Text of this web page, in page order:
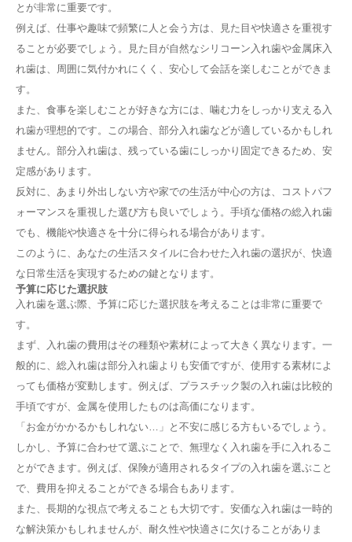
とが非常に重要です。
例えば、仕事や趣味で頻繁に人と会う方は、見た目や快適さを重視す
ることが必要でしょう。見た目が自然なシリコーン入れ歯や金属床入
れ歯は、周囲に気付かれにくく、安心して会話を楽しむことができま
す。
また、食事を楽しむことが好きな方には、噛む力をしっかり支える入
れ歯が理想的です。この場合、部分入れ歯などが適しているかもしれ
ません。部分入れ歯は、残っている歯にしっかり固定できるため、安
定感があります。
反対に、あまり外出しない方や家での生活が中心の方は、コストパフ
ォーマンスを重視した選び方も良いでしょう。手頃な価格の総入れ歯
でも、機能や快適さを十分に得られる場合があります。
このように、あなたの生活スタイルに合わせた入れ歯の選択が、快適
な日常生活を実現するための鍵となります。
予算に応じた選択肢
入れ歯を選ぶ際、予算に応じた選択肢を考えることは非常に重要で
す。
まず、入れ歯の費用はその種類や素材によって大きく異なります。一
般的に、総入れ歯は部分入れ歯よりも安価ですが、使用する素材によ
っても価格が変動します。例えば、プラスチック製の入れ歯は比較的
手頃ですが、金属を使用したものは高価になります。
「お金がかかるかもしれない…」と不安に感じる方もいるでしょう。
しかし、予算に合わせて選ぶことで、無理なく入れ歯を手に入れるこ
とができます。例えば、保険が適用されるタイプの入れ歯を選ぶこと
で、費用を抑えることができる場合もあります。
また、長期的な視点で考えることも大切です。安価な入れ歯は一時的
な解決策かもしれませんが、耐久性や快適さに欠けることがありま